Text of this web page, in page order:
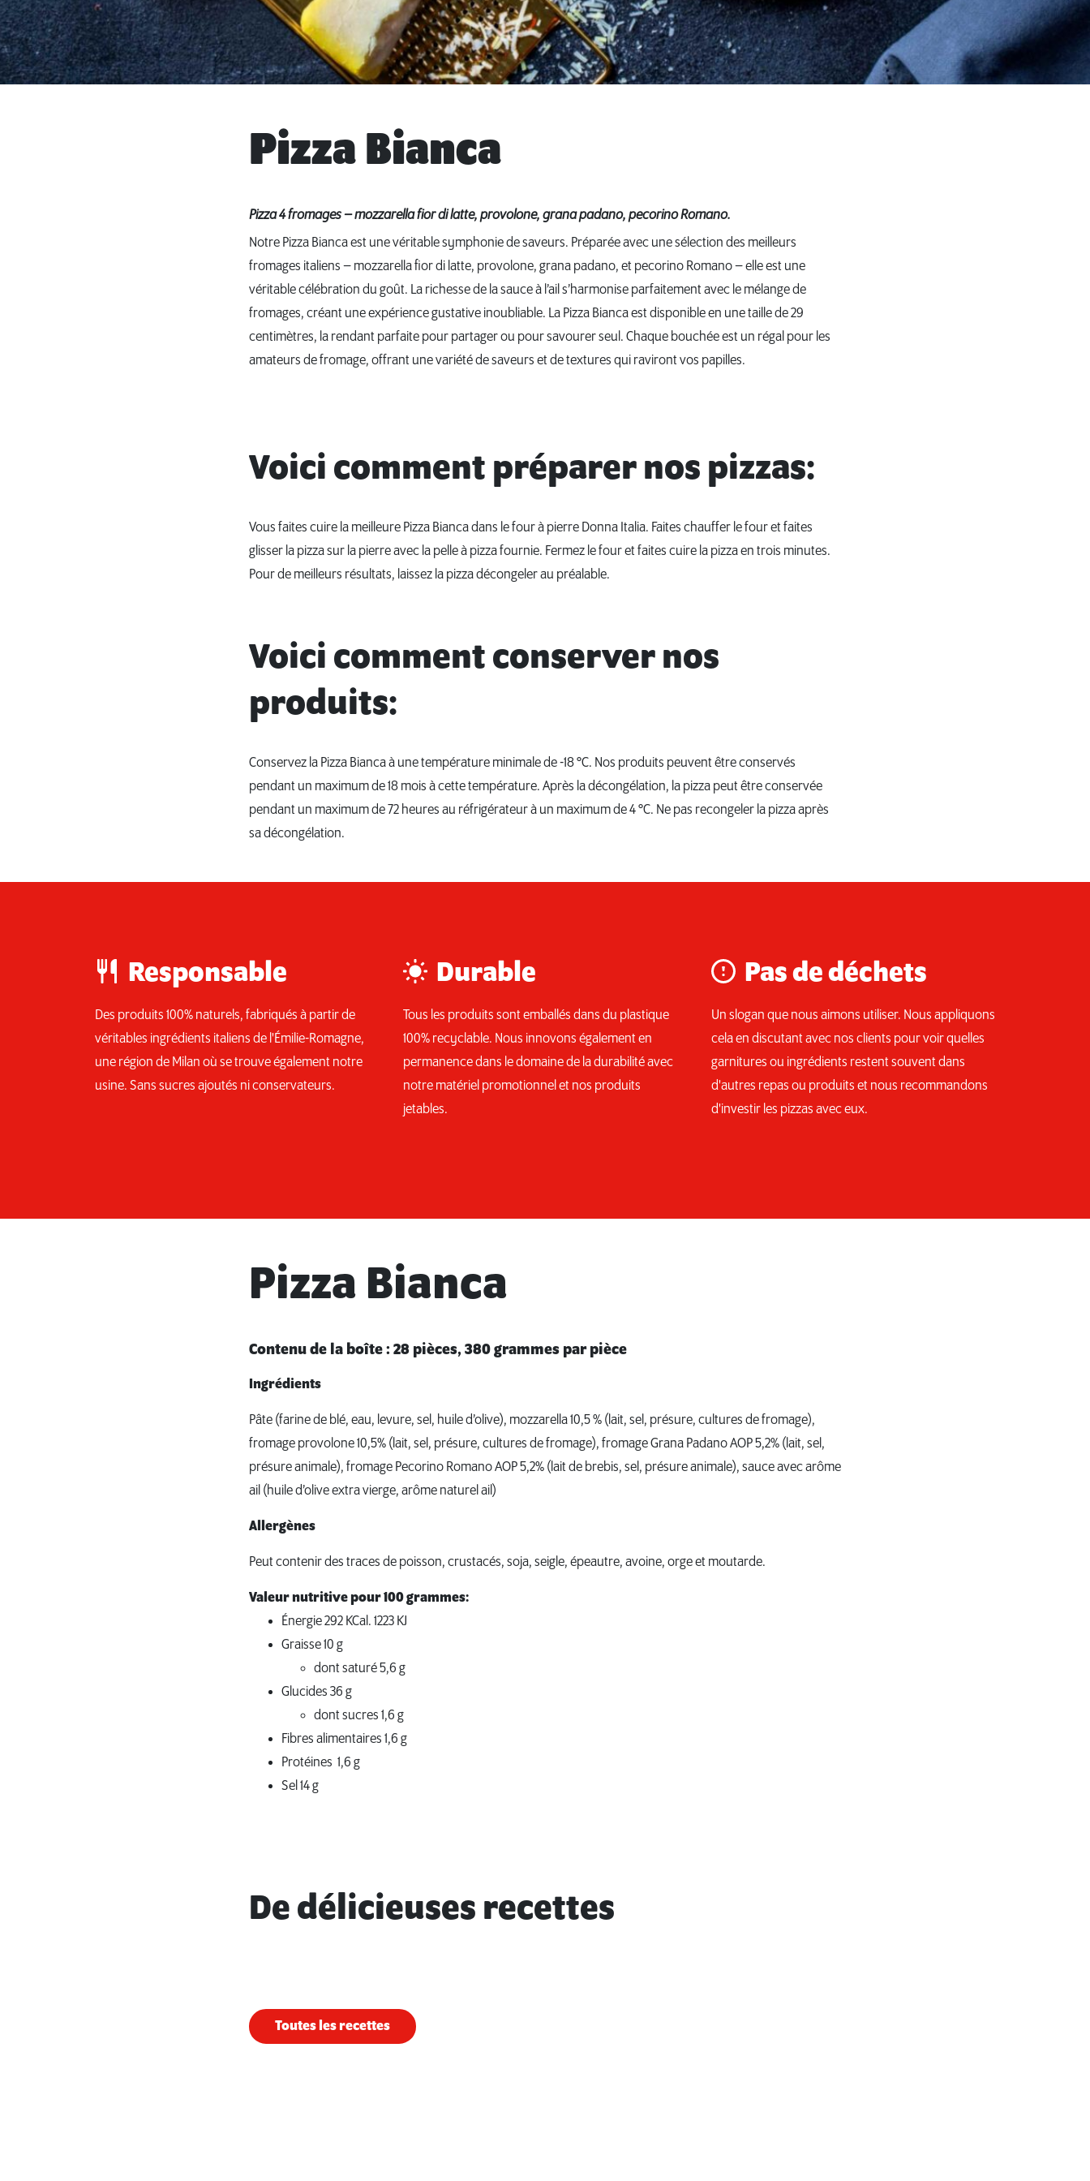
Pizza Bianca
Pizza 4 fromages – mozzarella fior di latte, provolone, grana padano, pecorino Romano.
Notre Pizza Bianca est une véritable symphonie de saveurs. Préparée avec une sélection des meilleurs
fromages italiens – mozzarella fior di latte, provolone, grana padano, et pecorino Romano – elle est une
véritable célébration du goût. La richesse de la sauce à l’ail s’harmonise parfaitement avec le mélange de
fromages, créant une expérience gustative inoubliable. La Pizza Bianca est disponible en une taille de 29
centimètres, la rendant parfaite pour partager ou pour savourer seul. Chaque bouchée est un régal pour les
amateurs de fromage, offrant une variété de saveurs et de textures qui raviront vos papilles.
Voici comment préparer nos pizzas:
Vous faites cuire la meilleure Pizza Bianca dans le four à pierre Donna Italia. Faites chauffer le four et faites
glisser la pizza sur la pierre avec la pelle à pizza fournie. Fermez le four et faites cuire la pizza en trois minutes.
Pour de meilleurs résultats, laissez la pizza décongeler au préalable.
Voici comment conserver nos
produits:
Conservez la Pizza Bianca à une température minimale de -18 °C. Nos produits peuvent être conservés
pendant un maximum de 18 mois à cette température. Après la décongélation, la pizza peut être conservée
pendant un maximum de 72 heures au réfrigérateur à un maximum de 4 °C. Ne pas recongeler la pizza après
sa décongélation.
Responsable
Des produits 100% naturels, fabriqués à partir de
véritables ingrédients italiens de l'Émilie-Romagne,
une région de Milan où se trouve également notre
usine. Sans sucres ajoutés ni conservateurs.
Durable
Tous les produits sont emballés dans du plastique
100% recyclable. Nous innovons également en
permanence dans le domaine de la durabilité avec
notre matériel promotionnel et nos produits
jetables.
Pas de déchets
Un slogan que nous aimons utiliser. Nous appliquons
cela en discutant avec nos clients pour voir quelles
garnitures ou ingrédients restent souvent dans
d'autres repas ou produits et nous recommandons
d'investir les pizzas avec eux.
Pizza Bianca
Contenu de la boîte : 28 pièces, 380 grammes par pièce
Ingrédients
Pâte (farine de blé, eau, levure, sel, huile d’olive), mozzarella 10,5 % (lait, sel, présure, cultures de fromage),
fromage provolone 10,5% (lait, sel, présure, cultures de fromage), fromage Grana Padano AOP 5,2% (lait, sel,
présure animale), fromage Pecorino Romano AOP 5,2% (lait de brebis, sel, présure animale), sauce avec arôme
ail (huile d’olive extra vierge, arôme naturel ail)
Allergènes
Peut contenir des traces de poisson, crustacés, soja, seigle, épeautre, avoine, orge et moutarde.
Valeur nutritive pour 100 grammes:
Énergie 292 KCal. 1223 KJ
Graisse 10 g
dont saturé 5,6 g
Glucides 36 g
dont sucres 1,6 g
Fibres alimentaires 1,6 g
Protéines 1,6 g
Sel 14 g
De délicieuses recettes
Toutes les recettes